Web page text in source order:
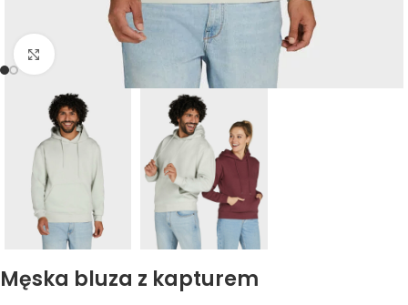
Kliknij, aby powiększyć
Męska bluza z kapturem